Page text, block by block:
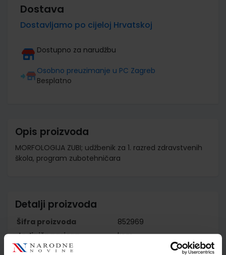
Dostava
Dostavljamo po cijeloj Hrvatskoj
Dostupno za narudžbu
Osobno preuzimanje u PC Zagreb
Besplatno
Opis proizvoda
MORFOLOGIJA ZUBI; udžbenik za 1. razred zdravstvenih
škola, program zubotehničara
Detalji proizvoda
Šifra proizvoda
852969
Jedinična mjera
kom
Nakladnik
MEDICINSKA NAKLADA